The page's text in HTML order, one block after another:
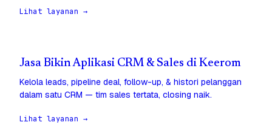
Lihat layanan →
Jasa Bikin Aplikasi CRM & Sales di Keerom
Kelola leads, pipeline deal, follow-up, & histori pelanggan
dalam satu CRM — tim sales tertata, closing naik.
Lihat layanan →